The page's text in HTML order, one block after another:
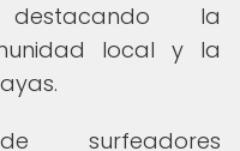
la
local y la
surfeadores